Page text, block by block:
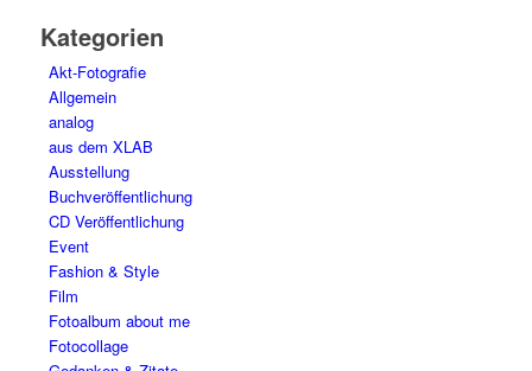
Kategorien
Akt-Fotografie
Allgemein
analog
aus dem XLAB
Ausstellung
Buchveröffentlichung
CD Veröffentlichung
Event
Fashion & Style
Film
Fotoalbum about me
Fotocollage